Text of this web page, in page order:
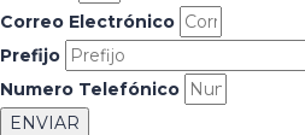
Correo Electrónico
Prefijo
Numero Telefónico
ENVIAR